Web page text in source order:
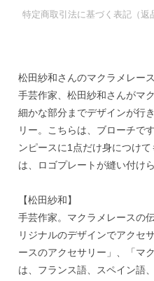
特定商取引法に基づく表記（返
松田紗和さんのマクラメレー
手芸作家、松田紗和さんがマ
細かな部分までデザインが行
リー。こちらは、ブローチで
ンピースに1点だけ身につけ
は、ロゴプレートが縫い付け
【松田紗和】
手芸作家。マクラメレースの
リジナルのデザインでアクセ
ースのアクセサリー」、「マ
は、フランス語、スペイン語